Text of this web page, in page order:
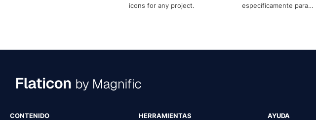
icons for any project.
específicamente para
CONTENIDO HERRAMIENTAS AYUDA